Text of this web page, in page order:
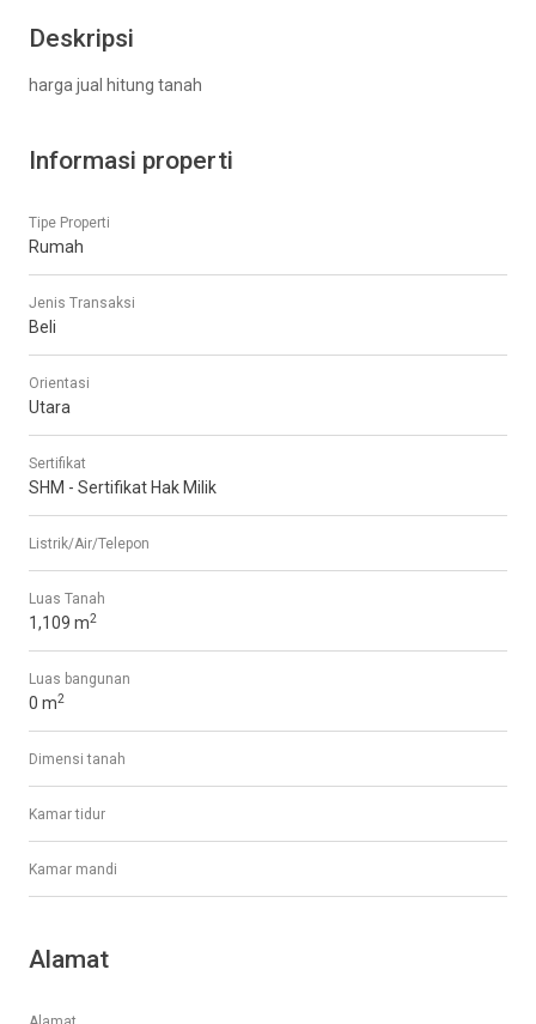
Deskripsi
harga jual hitung tanah
Informasi properti
Tipe Properti
Rumah
Jenis Transaksi
Beli
Orientasi
Utara
Sertifikat
SHM - Sertifikat Hak Milik
Listrik/Air/Telepon
Luas Tanah
1,109 m2
Luas bangunan
0 m2
Dimensi tanah
Kamar tidur
Kamar mandi
Alamat